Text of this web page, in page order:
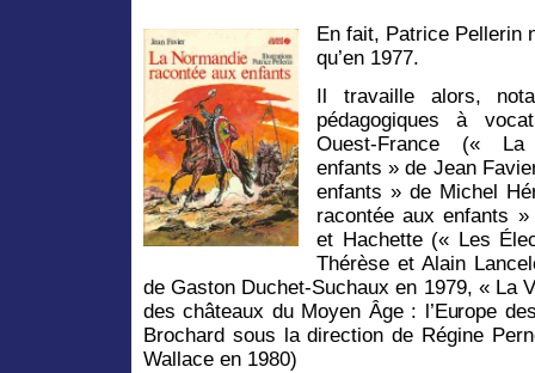
En fait, Patrice Pellerin
qu’en 1977.
Il travaille alors,
pédagogiques à
Ouest-France («
enfants » de Jean
enfants » de Michel
racontée aux enfants
et Hachette (« Les
Thérèse et Alain
de Gaston Duchet-Suchaux en 1979, « La
des châteaux du Moyen Âge : l’Europe
Brochard sous la direction de Régine
Wallace en 1980)